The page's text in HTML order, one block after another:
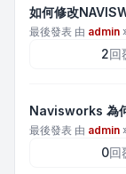
如何修改
最後發表 由 admin
2回
Navisworks 為
最後發表 由 admin
0回